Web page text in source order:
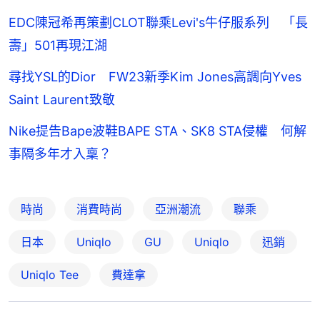
EDC陳冠希再策劃CLOT聯乘Levi's牛仔服系列 「長
壽」501再現江湖
尋找YSL的Dior FW23新季Kim Jones高調向Yves
Saint Laurent致敬
Nike提告Bape波鞋BAPE STA、SK8 STA侵權 何解
事隔多年才入稟？
時尚 消費時尚 亞洲潮流 聯乘
日本 Uniqlo GU Uniqlo 迅銷
Uniqlo Tee 費達拿